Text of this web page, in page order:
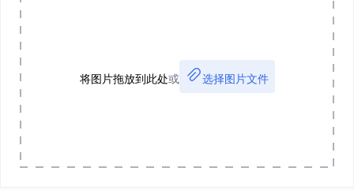
将图片拖放到此处或 选择图片文件